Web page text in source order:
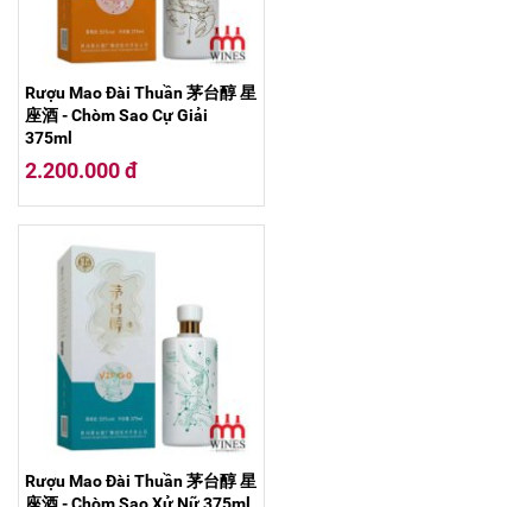
Rượu Mao Đài Thuần 茅台醇 星
座酒 - Chòm Sao Cự Giải
375ml
2.200.000 đ
Rượu Mao Đài Thuần 茅台醇 星